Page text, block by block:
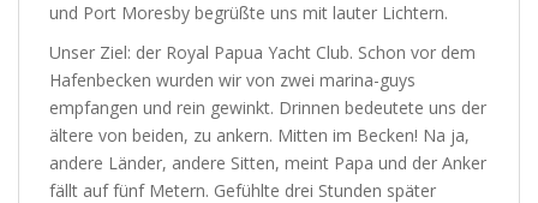
und Port Moresby begrüßte uns mit lauter Lichtern.
Unser Ziel: der Royal Papua Yacht Club. Schon vor dem
Hafenbecken wurden wir von zwei marina-guys
empfangen und rein gewinkt. Drinnen bedeutete uns der
ältere von beiden, zu ankern. Mitten im Becken! Na ja,
andere Länder, andere Sitten, meint Papa und der Anker
fällt auf fünf Metern. Gefühlte drei Stunden später